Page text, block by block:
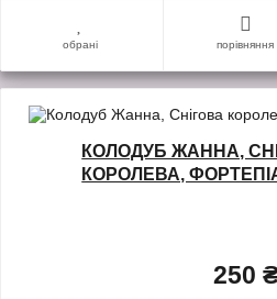
обрані порівняння
КОЛОДУБ ЖАННА,
КОРОЛЕВА,
250